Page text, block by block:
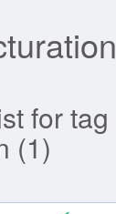
for tag
(1)